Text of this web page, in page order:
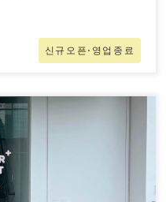
신규오픈⋅영업종료